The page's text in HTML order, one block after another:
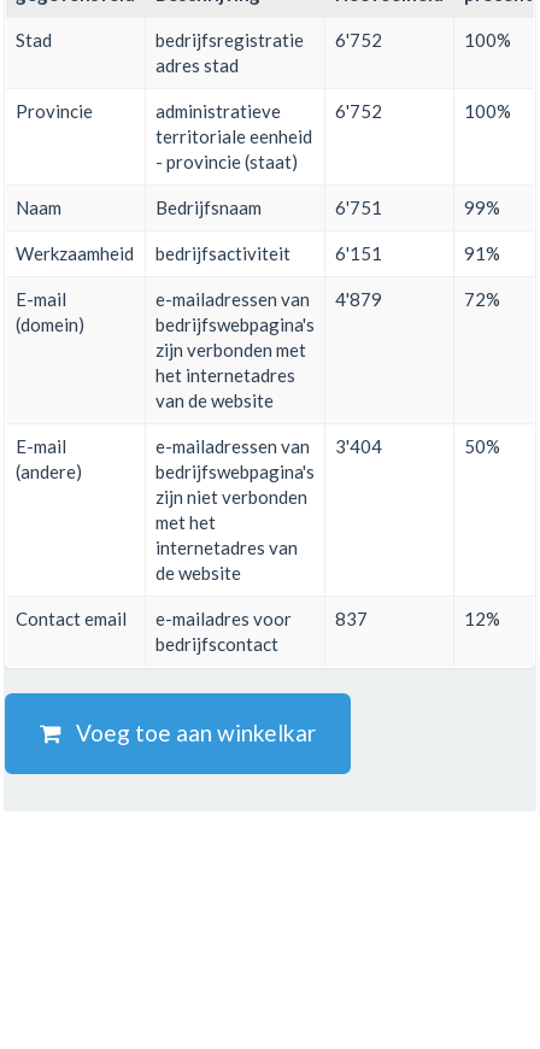
Stad
bedrijfsregistratie
adres stad
6'752 100%
Provincie
administratieve
territoriale eenheid
- provincie (staat)
6'752 100%
Naam Bedrijfsnaam 6'751 99%
Werkzaamheid bedrijfsactiviteit 6'151 91%
E-mail
(domein)
e-mailadressen van
bedrijfswebpagina's
zijn verbonden met
het internetadres
van de website
4'879 72%
E-mail
(andere)
e-mailadressen van
bedrijfswebpagina's
zijn niet verbonden
met het
internetadres van
de website
3'404 50%
Contact email
e-mailadres voor
bedrijfscontact
837 12%
Voeg toe aan winkelkar